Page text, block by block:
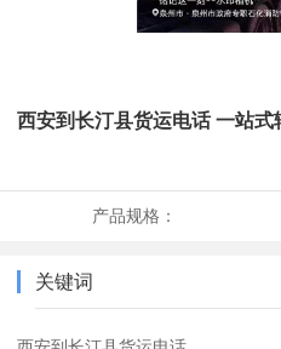
西安到长汀县货运电话 一站
产品规格：
关键词